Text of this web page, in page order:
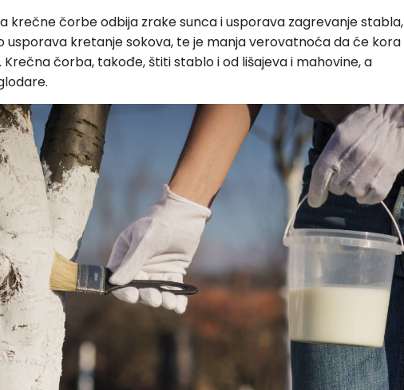
krečne čorbe odbija zrake sunca i usporava zagrevanje stabla,
usporava kretanje sokova, te je manja verovatnoća da će kora
Krečna čorba, takođe, štiti stablo i od lišajeva i mahovine, a